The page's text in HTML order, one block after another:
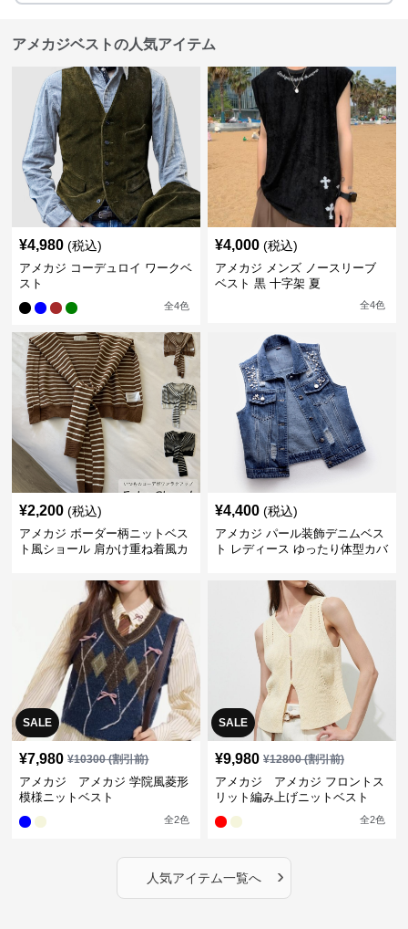
アメカジベストの人気アイテム
¥4,980 (税込)
アメカジ コーデュロイ ワークベ
スト
全4色
¥4,000 (税込)
アメカジ メンズ ノースリーブ
ベスト 黒 十字架 夏
全4色
¥2,200 (税込)
アメカジ ボーダー柄ニットベス
ト風ショール 肩かけ重ね着風カ
¥4,400 (税込)
アメカジ パール装飾デニムベス
ト レディース ゆったり体型カバ
SALE
¥7,980 ¥10300(割引前)
アメカジ アメカジ 学院風菱形
模様ニットベスト
全2色
SALE
¥9,980 ¥12800(割引前)
アメカジ アメカジ フロントス
リット編み上げニットベスト
全2色
人気アイテム一覧へ ›